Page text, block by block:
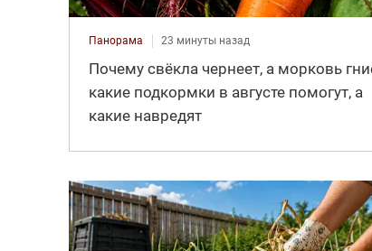
Панорама 23 минуты назад
Почему свёкла чернеет, а морковь
какие подкормки в августе помогут, а
какие навредят